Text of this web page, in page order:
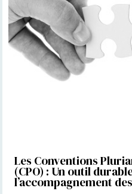
Les Conventions
(CPO) : Un outil
l’accompagnement